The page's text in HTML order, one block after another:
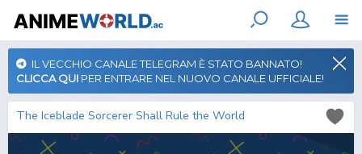
IL VECCHIO CANALE TELEGRAM È STATO BANNATO!
CLICCA QUI PER ENTRARE NEL NUOVO CANALE UFFICIALE!
The Iceblade Sorcerer Shall Rule the World